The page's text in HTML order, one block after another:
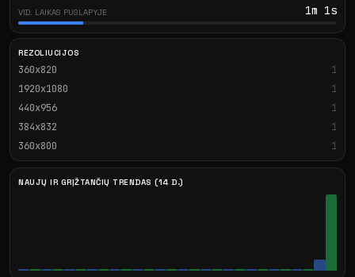
VID. LAIKAS PUSLAPYJE
1m 1s
REZOLIUCIJOS
360x820
1
1920x1080
1
440x956
1
384x832
1
360x800
1
NAUJŲ IR GRĮŽTANČIŲ TRENDAS (14 D.)